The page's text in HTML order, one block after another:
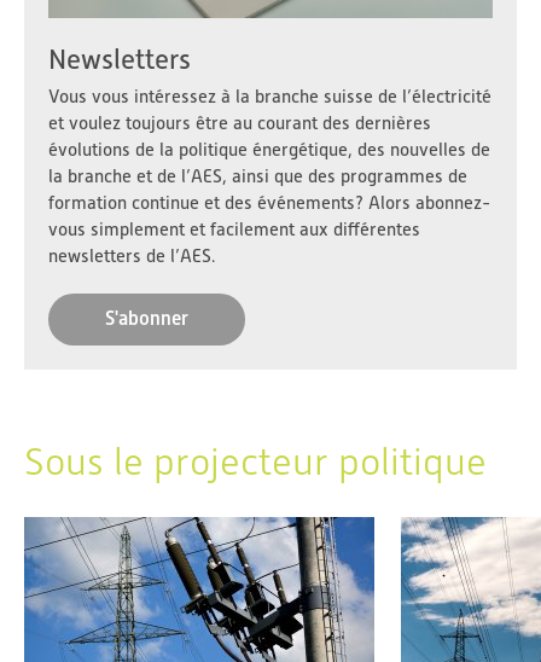
Newsletters
Vous vous intéressez à la branche suisse de l’électricité
et voulez toujours être au courant des dernières
évolutions de la politique énergétique, des nouvelles de
la branche et de l’AES, ainsi que des programmes de
formation continue et des événements? Alors abonnez-
vous simplement et facilement aux différentes
newsletters de l’AES.
S'abonner
Sous le projecteur politique